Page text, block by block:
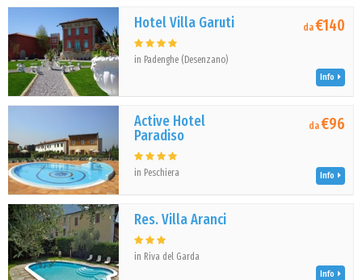
Hotel Villa Garuti
in Padenghe (Desenzano)
da€140
Info
Active Hotel
Paradiso
in Peschiera
da€96
Info
Res. Villa Aranci
in Riva del Garda
Info